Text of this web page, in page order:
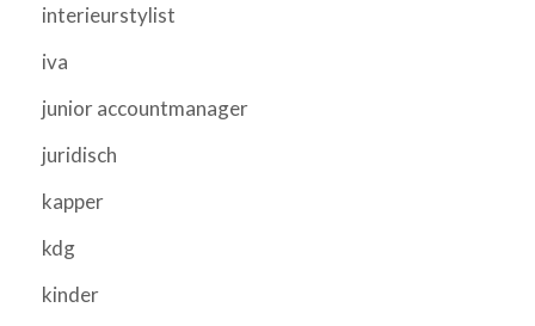
interieurstylist
iva
junior accountmanager
juridisch
kapper
kdg
kinder